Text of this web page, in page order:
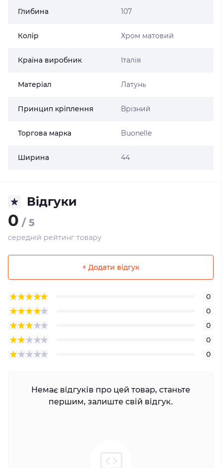
Глибина 107
Колір Хром матовий
Країна виробник Італія
Матеріал Латунь
Принцип кріплення Врізний
Торгова марка Buonelle
Ширина 44
Відгуки
0 / 5
середній рейтинг товару
+ Додати відгук
0
0
0
0
0
Немає відгуків про цей товар, станьте
першим, залиште свій відгук.